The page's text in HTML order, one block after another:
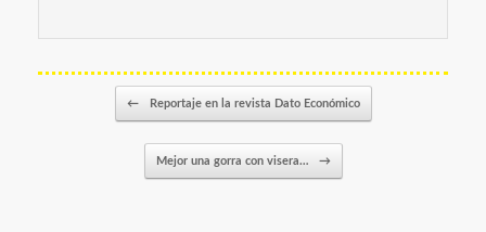
Navegador de artículos
← Reportaje en la revista Dato Económico
Mejor una gorra con visera… →